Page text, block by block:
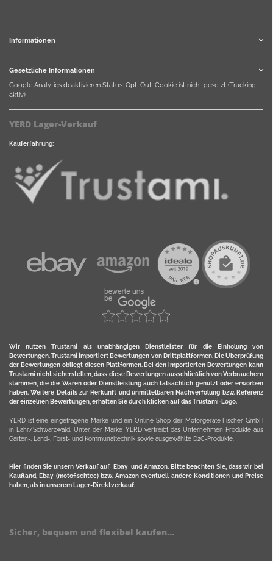
Informationen
Gesetzliche Informationen
Google Analytics deaktivieren Status: Opt-Out-Cookie ist nicht gesetzt (Tracking
aktiv)
YERD Lager-Verkauf
Kauferfahrung:
Wir nutzen Trustami als unabhängigen Dienstleister für die Einholung von
Bewertungen. Trustami importiert Bewertungen von Drittplattformen. Die Überprüfung
der Bewertungen obliegt diesen Plattformen. Bei den importierten Bewertungen kann
Trustami nicht sicherstellen, dass diese Bewertungen ausschließlich von Verbrauchern
stammen, die die Waren oder Dienstleistung auch tatsächlich genutzt oder erworben
haben. Weitere Details zur Herkunft und unmittelbaren Nachverfolung bzw. Referenz
der einzelnen Bewertungen, erhalten Sie durch klicken auf das Trustami-Logo.
YERD ist eine eingetragene Marke und ein Online-Shop der Motorgeräte Fischer GmbH
in Lahr/Schwarzwald. Unter der Marke YERD vertreibt das Unternehmen Produkte aus
Garten-, Land-, Forst- und Kommunaltechnik sowie ausgewählte D2C-Produkte.
Hier finden Sie unsern Verkauf auf Ebayund Amazon. Bitte beachten Sie, dass wir bei
Kaufland, Ebay (motofischtec) bzw. Amazon eventuell andere Konditionen und Preise
haben, als in unserem Lager-Direktverkauf.
Sicher, bequem und flexibel kaufen...